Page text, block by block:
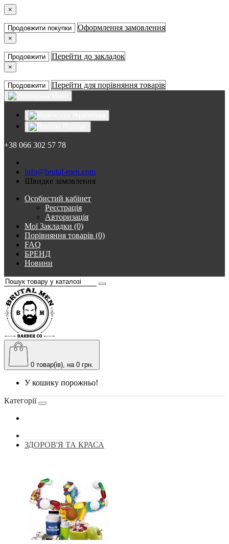
×
Продовжити покупки Оформлення замовлення
×
Продовжити Перейти до закладок
×
Продовжити Перейти для порівняння товарів
+38 066 302 57 78
info@brutal-men.com
Швидке замовлення
Особистий кабінет
Реєстрація
Авторизація
Мої Закладки (0)
Порівняння товарів (0)
FAQ
БРЕНД
Новини
0 товар(ів), на 0 грн.
У кошику порожньо!
Категорії
ЗДОРОВ'Я ТА КРАСА